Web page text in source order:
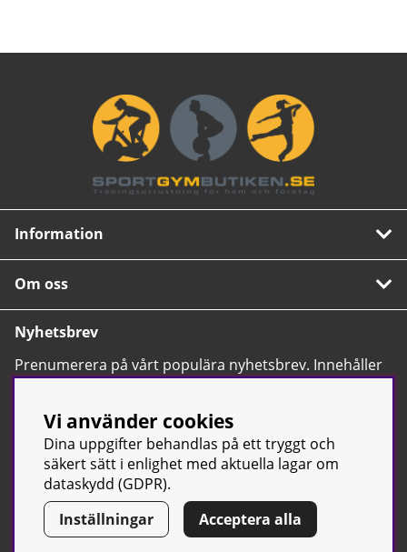
Information
Om oss
Nyhetsbrev
Prenumerera på vårt populära nyhetsbrev. Innehåller
tips, nyheter och våra allra bästa erbjudanden.
© Sport & Gym Butiken JTC AB | Kontakta oss| All rights reserved
| Org.nr: 556668-7058 | Tel: 0500-42 87 00
Vi använder cookies
Dina uppgifter behandlas på ett tryggt och
säkert sätt i enlighet med aktuella lagar om
dataskydd (GDPR).
Inställningar
Acceptera alla